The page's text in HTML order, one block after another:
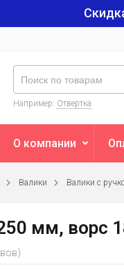
Например: Отвертка
О компании
Валики Валики с
мм, ворс